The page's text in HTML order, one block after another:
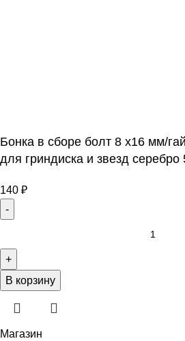
Бонка в сборе болт 8 х16 мм/
для гриндиска и звезд серебро
140 ₽
В корзину
Магазин